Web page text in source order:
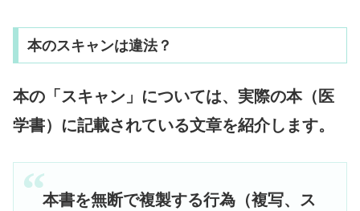
本のスキャンは違法？
本の「スキャン」については、実際の本（医
学書）に記載されている文章を紹介します。
本書を無断で複製する行為（複写、ス